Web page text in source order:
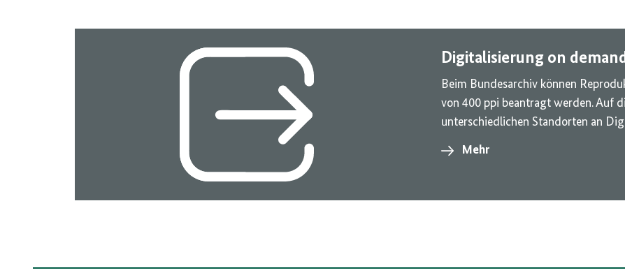
Interner
Digitalisierung on demand
Beim Bundesarchiv können
von 400 ppi beantragt werden. Auf
unterschiedlichen Standorten an
Mehr